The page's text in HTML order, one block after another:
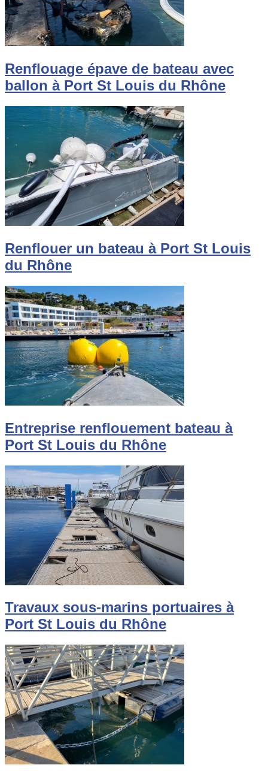
Renflouage épave de bateau avec
ballon à Port St Louis du Rhône
Renflouer un bateau à Port St Louis
du Rhône
Entreprise renflouement bateau à
Port St Louis du Rhône
Travaux sous-marins portuaires à
Port St Louis du Rhône